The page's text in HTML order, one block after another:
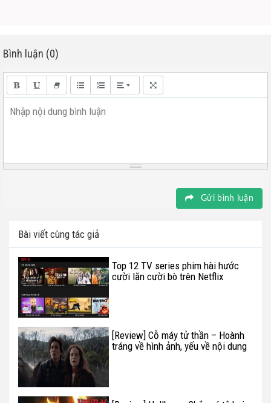
Bình luận (0)
Nhập nội dung bình luận
Gửi bình luận
Bài viết cùng tác giả
Top 12 TV series phim hài hước
cười lăn cười bò trên Netflix
[Review] Cỗ máy tử thần – Hoành
tráng về hình ảnh, yếu về nội dung